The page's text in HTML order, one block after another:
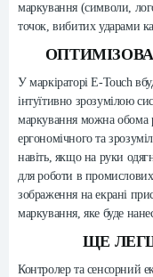
маркування (символи,
точок, вибитих ударами
У маркіраторі E-Touch
інтуїтивно зрозумілою
маркування можна обома
ергономічного та
навіть, якщо на руки
для роботи в
зображення на екрані
маркування, яке буде
ЩЕ
Контролер та сенсорний